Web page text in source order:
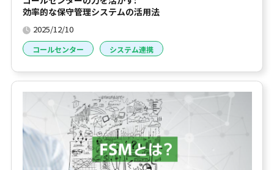
効率的な保守管理システムの活用法
2025/12/10
コールセンター システム連携